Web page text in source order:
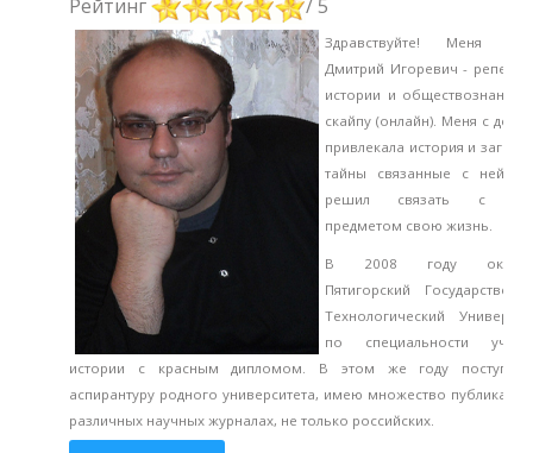
Здравствуйте! Меня
Дмитрий Игоревич -
истории и обществознания
скайпу (онлайн). Меня с
привлекала история и
тайны связанные с ней,
решил связать с
предметом свою жизнь.
В 2008 году
Пятигорский
Технологический
по специальности
истории с красным дипломом. В этом же году поступил
аспирантуру родного университета, имею множество
различных научных журналах, не только российских.